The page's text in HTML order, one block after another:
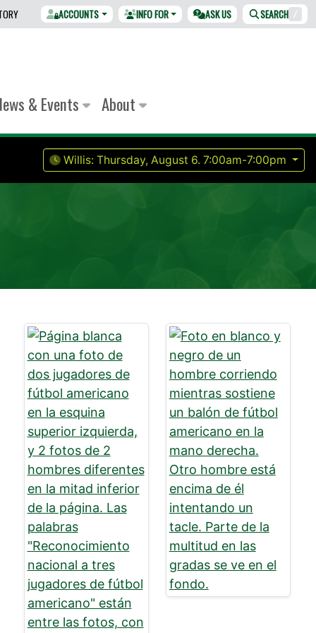
ACCOUNTS INFO FOR ASK US SEARCH /
& Events About
Willis: Thursday, August 6. 7:00am-7:00pm